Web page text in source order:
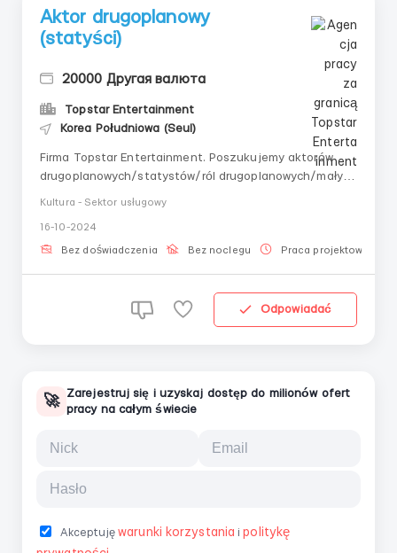
Aktor drugoplanowy
(statyści)
20000 Другая валюта
Topstar Entertainment
Korea Południowa (Seul)
Firma Topstar Entertainment. Poszukujemy aktorów
drugoplanowych/statystów/ról drugoplanowych/małych
europejski - wymagana znajomość angielskiego! Jeśli
wygląd azjatycki - znajomość korea...
Kultura - Sektor usługowy
16-10-2024
Bez doświadczenia Bez noclegu Praca projektowa
Odpowiadać
🚀
Zarejestruj się i uzyskaj dostęp do milionów ofert
pracy na całym świecie
Akceptujęwarunki korzystania i politykę